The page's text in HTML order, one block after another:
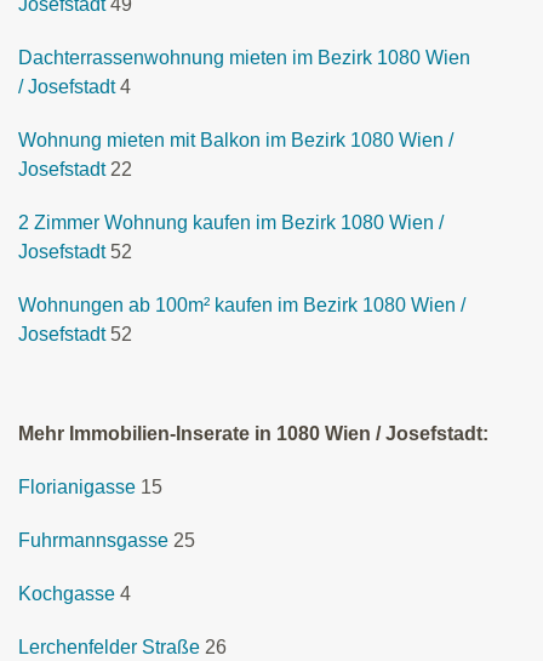
Josefstadt 49
Dachterrassenwohnung mieten im Bezirk 1080 Wien
/ Josefstadt 4
Wohnung mieten mit Balkon im Bezirk 1080 Wien /
Josefstadt 22
2 Zimmer Wohnung kaufen im Bezirk 1080 Wien /
Josefstadt 52
Wohnungen ab 100m² kaufen im Bezirk 1080 Wien /
Josefstadt 52
Mehr Immobilien-Inserate in 1080 Wien / Josefstadt:
Florianigasse 15
Fuhrmannsgasse 25
Kochgasse 4
Lerchenfelder Straße 26